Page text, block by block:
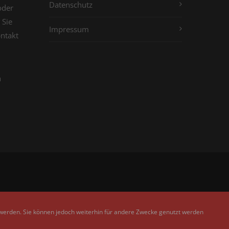
Datenschutz
Impressum
Sie können jedoch weiterhin für andere Zwecke genutzt werden